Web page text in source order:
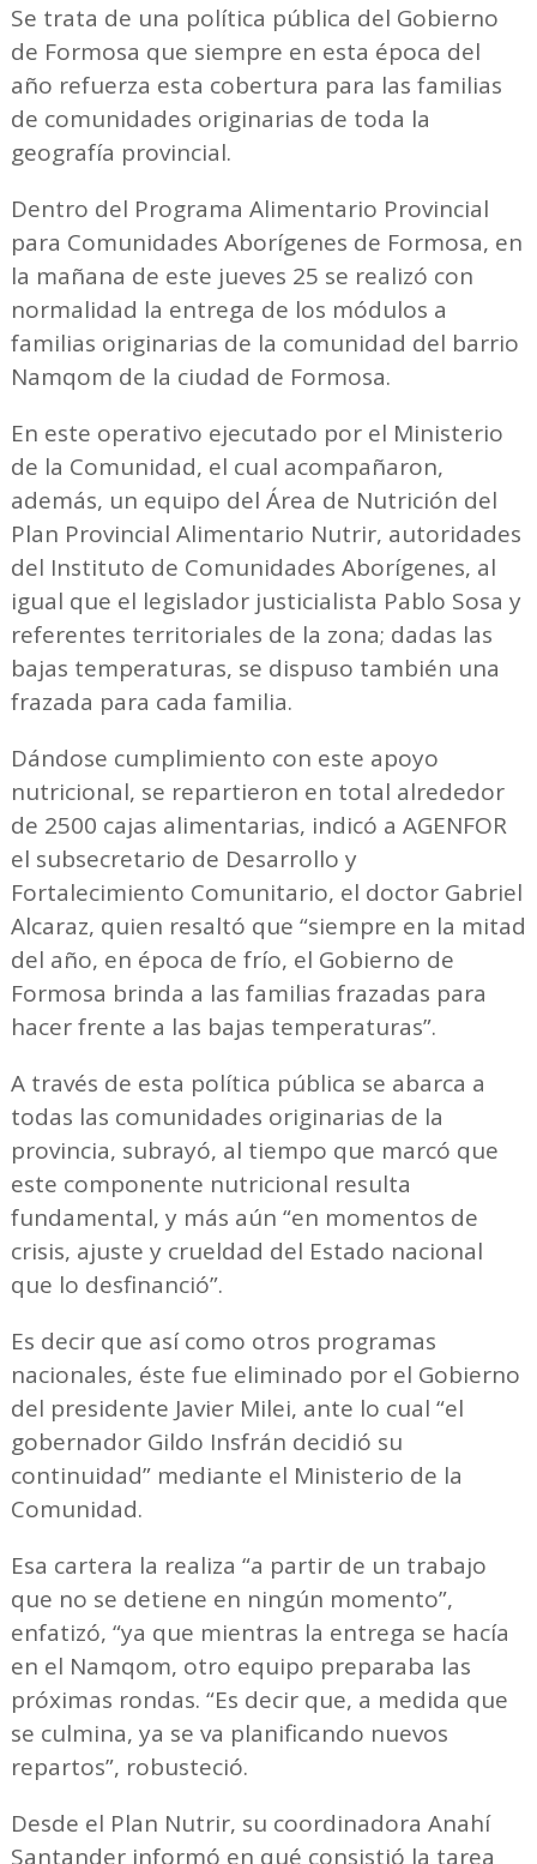
Se trata de una política pública del Gobierno
de Formosa que siempre en esta época del
año refuerza esta cobertura para las familias
de comunidades originarias de toda la
geografía provincial.
Dentro del Programa Alimentario Provincial
para Comunidades Aborígenes de Formosa, en
la mañana de este jueves 25 se realizó con
normalidad la entrega de los módulos a
familias originarias de la comunidad del barrio
Namqom de la ciudad de Formosa.
En este operativo ejecutado por el Ministerio
de la Comunidad, el cual acompañaron,
además, un equipo del Área de Nutrición del
Plan Provincial Alimentario Nutrir, autoridades
del Instituto de Comunidades Aborígenes, al
igual que el legislador justicialista Pablo Sosa y
referentes territoriales de la zona; dadas las
bajas temperaturas, se dispuso también una
frazada para cada familia.
Dándose cumplimiento con este apoyo
nutricional, se repartieron en total alrededor
de 2500 cajas alimentarias, indicó a AGENFOR
el subsecretario de Desarrollo y
Fortalecimiento Comunitario, el doctor Gabriel
Alcaraz, quien resaltó que “siempre en la mitad
del año, en época de frío, el Gobierno de
Formosa brinda a las familias frazadas para
hacer frente a las bajas temperaturas”.
A través de esta política pública se abarca a
todas las comunidades originarias de la
provincia, subrayó, al tiempo que marcó que
este componente nutricional resulta
fundamental, y más aún “en momentos de
crisis, ajuste y crueldad del Estado nacional
que lo desfinanció”.
Es decir que así como otros programas
nacionales, éste fue eliminado por el Gobierno
del presidente Javier Milei, ante lo cual “el
gobernador Gildo Insfrán decidió su
continuidad” mediante el Ministerio de la
Comunidad.
Esa cartera la realiza “a partir de un trabajo
que no se detiene en ningún momento”,
enfatizó, “ya que mientras la entrega se hacía
en el Namqom, otro equipo preparaba las
próximas rondas. “Es decir que, a medida que
se culmina, ya se va planificando nuevos
repartos”, robusteció.
Desde el Plan Nutrir, su coordinadora Anahí
Santander informó en qué consistió la tarea